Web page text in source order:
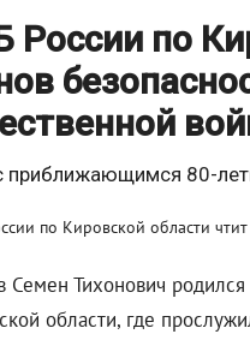
по
приближающимся 80-
Семен Тихонович
области, где